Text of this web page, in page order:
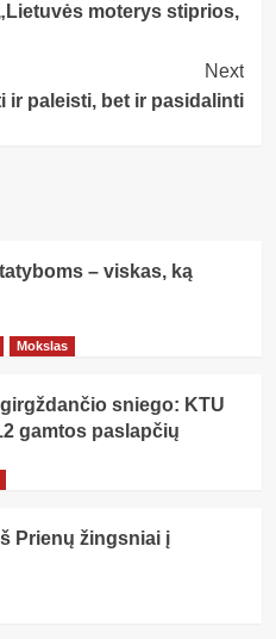
moterys stiprios,
Next
ir paleisti, bet ir pasidalinti
– viskas, ką
Mokslas
sniego: KTU
gamtos paslapčių
Prienų žingsniai į